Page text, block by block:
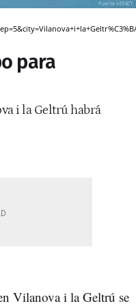
para
i la Geltrú habrá
Vilanova i la Geltrú se